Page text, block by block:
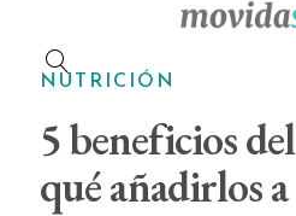
NUTRICIÓN
5 beneficios
qué añadirlos